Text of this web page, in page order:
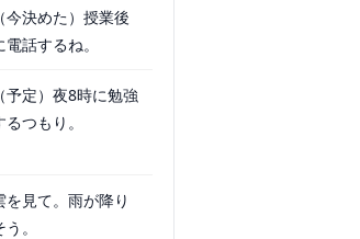
（今決めた）授業後
電話するね。
（予定）夜8時に勉強
るつもり。
を見て。雨が降り
う。